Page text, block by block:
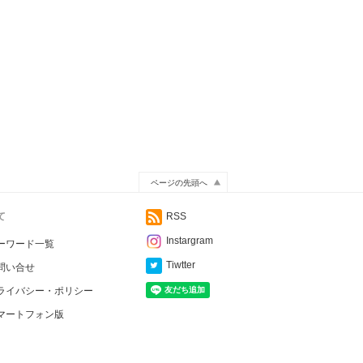
ページの先頭へ
ワード一覧
い合せ
イバシー・ポリシー
ートフォン版
RSS
Instargram
Tiwtter